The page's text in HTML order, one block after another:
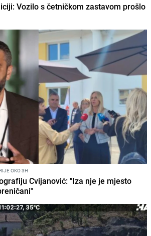
Vozilo s četničkom zastavom prošlo
OKO 3H
Cvijanović: "Iza nje je mjesto